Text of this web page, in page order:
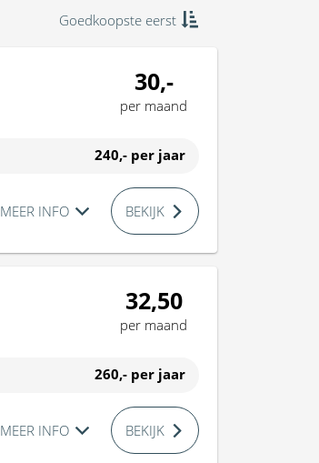
Goedkoopste eerst
30,-
per maand
240,- per jaar
MEER INFO BEKIJK
32,50
per maand
260,- per jaar
MEER INFO BEKIJK